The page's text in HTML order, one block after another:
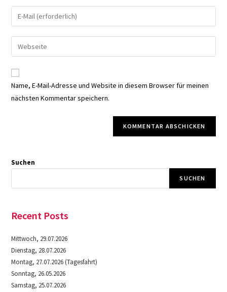
Namen
oder
zum
Kommentieren
ein
deine
E-
Mail-
zum
Kommentieren
ein
deine
Website-
Name, E-Mail-Adresse und Website in diesem Browser für meinen
nächsten Kommentar speichern.
Suchen
SUCHEN
Recent Posts
Mittwoch, 29.07.2026
Dienstag, 28.07.2026
Montag, 27.07.2026 (Tagesfahrt)
Sonntag, 26.05.2026
Samstag, 25.07.2026